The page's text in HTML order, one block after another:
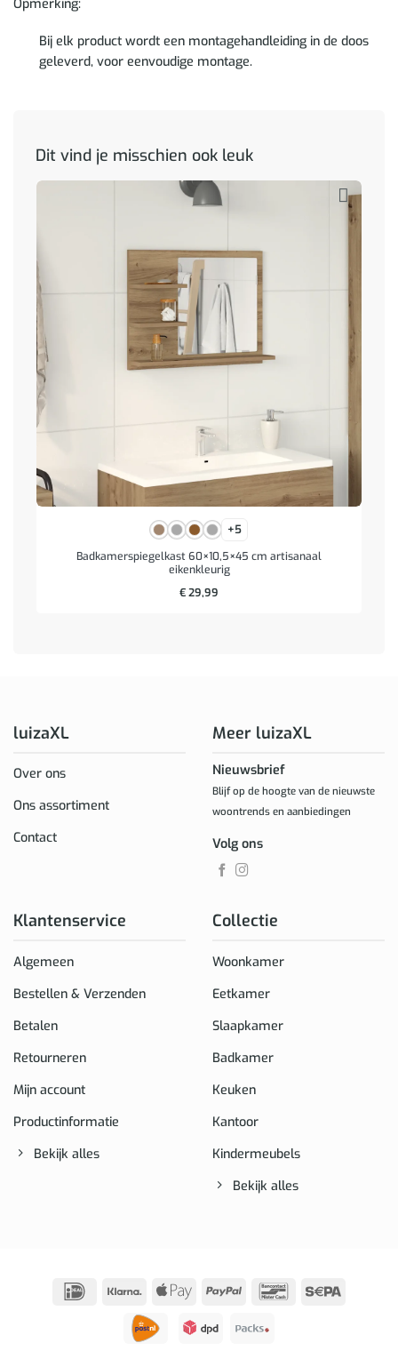
Opmerking:
Bij elk product wordt een montagehandleiding in de doos
geleverd, voor eenvoudige montage.
Dit vind je misschien ook leuk
+5
Badkamerspiegelkast 60×10,5×45 cm artisanaal
eikenkleurig
€29,99
luizaXL
Over ons
Ons assortiment
Contact
Klantenservice
Algemeen
Bestellen & Verzenden
Betalen
Retourneren
Mijn account
Productinformatie
Bekijk alles
Collectie
Woonkamer
Eetkamer
Slaapkamer
Badkamer
Keuken
Kantoor
Kindermeubels
Bekijk alles
Meer luizaXL
Nieuwsbrief
Blijf op de hoogte van de nieuwste
woontrends en aanbiedingen
Volg ons
IDeal Klarna
Apple
PayPal Bancontact